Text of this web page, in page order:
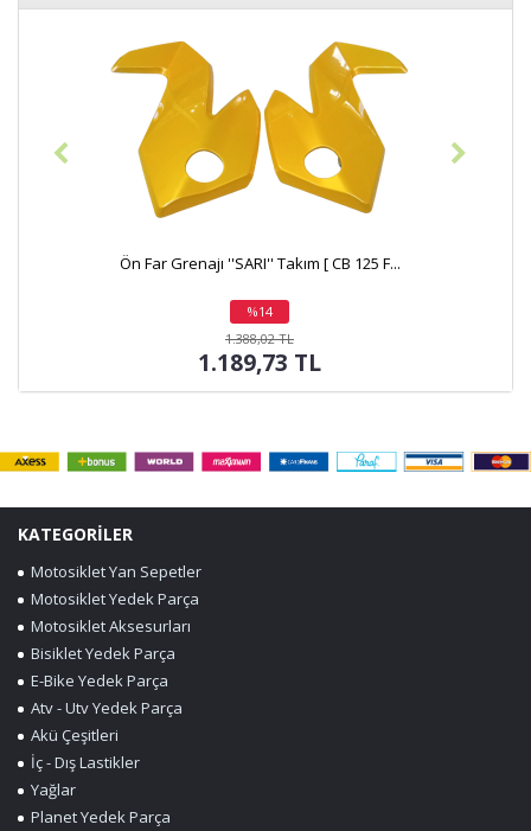
Ön Çamurluk ''SARI'' [ CB 125 F ] -
KATEGORİLER
Motosiklet Yan Sepetler
Motosiklet Yedek Parça
Motosiklet Aksesurları
Bisiklet Yedek Parça
E-Bike Yedek Parça
Atv - Utv Yedek Parça
Akü Çeşitleri
İç - Dış Lastikler
Yağlar
Planet Yedek Parça